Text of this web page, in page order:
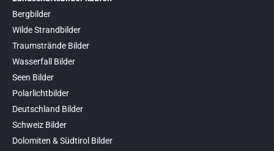
Bergbilder
Wilde Strandbilder
Traumstrände Bilder
Wasserfall Bilder
Seen Bilder
Polarlichtbilder
Deutschland Bilder
Schweiz Bilder
Dolomiten & Südtirol Bilder